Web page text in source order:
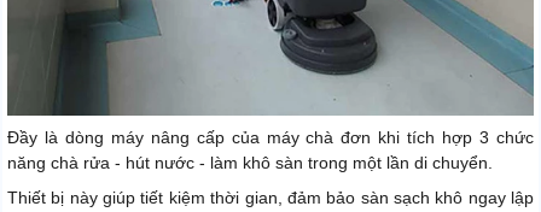
Đầy là dòng máy nâng cấp của máy chà đơn khi tích hợp 3 chức
năng chà rửa - hút nước - làm khô sàn trong một lần di chuyển.
Thiết bị này giúp tiết kiệm thời gian, đảm bảo sàn sạch khô ngay lập